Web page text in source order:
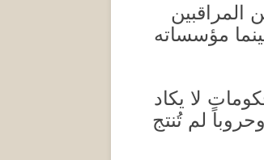
المراقبين
مؤسساته
لا يكاد
لم تُنتج